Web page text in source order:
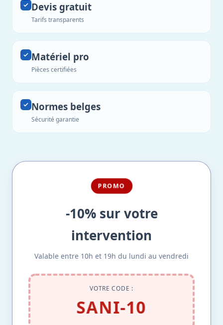
Devis gratuit
Tarifs transparents
Matériel pro
Pièces certifiées
Normes belges
Sécurité garantie
PROMO
-10% sur votre
intervention
Valable entre 10h et 19h du lundi au vendredi
VOTRE CODE :
SANI-10